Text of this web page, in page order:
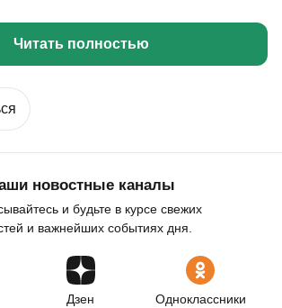
Читать полностью
новостные каналы
и будьте в курсе свежих
и важнейших событиях дня.
Дзен Одноклассники